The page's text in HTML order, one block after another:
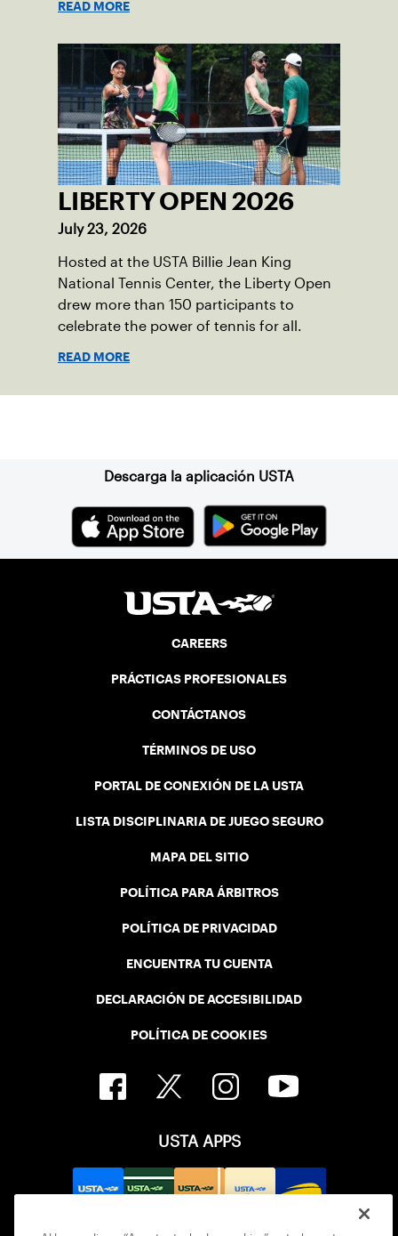
READ MORE
LIBERTY OPEN 2026
July 23, 2026
Hosted at the USTA Billie Jean King
National Tennis Center, the Liberty Open
drew more than 150 participants to
celebrate the power of tennis for all.
READ MORE
Descarga la aplicación USTA
CAREERS
PRÁCTICAS PROFESIONALES
CONTÁCTANOS
TÉRMINOS DE USO
PORTAL DE CONEXIÓN DE LA USTA
LISTA DISCIPLINARIA DE JUEGO SEGURO
MAPA DEL SITIO
POLÍTICA PARA ÁRBITROS
POLÍTICA DE PRIVACIDAD
ENCUENTRA TU CUENTA
DECLARACIÓN DE ACCESIBILIDAD
POLÍTICA DE COOKIES
USTA APPS